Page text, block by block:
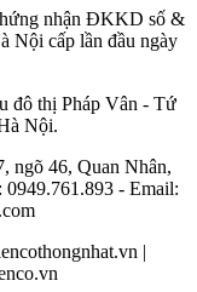
nhận ĐKKD số &
Nội cấp lần đầu ngày
đô thị Pháp Vân - Tứ
Nội.
ngõ 46, Quan Nhân,
- Email:
|